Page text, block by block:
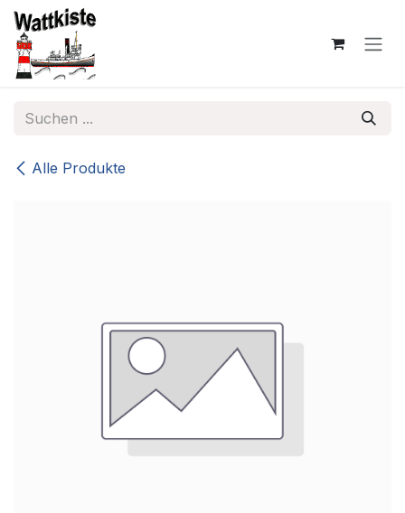
Zum Inhalt springen
Alle Produkte